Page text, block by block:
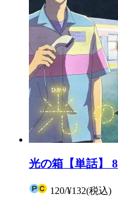
光の箱【単話】 8
120/¥132(税込)